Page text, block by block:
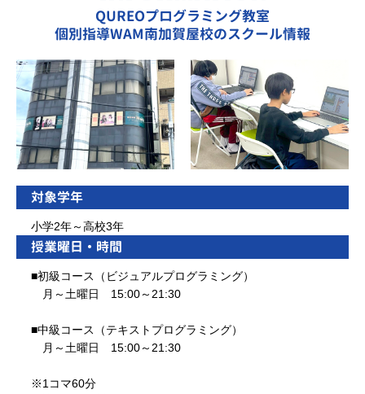
QUREOプログラミング教室
個別指導WAM南加賀屋校のスクール情報
対象学年
小学2年～高校3年
授業曜日・時間
■初級コース（ビジュアルプログラミング）
月～土曜日 15:00～21:30
■中級コース（テキストプログラミング）
月～土曜日 15:00～21:30
※1コマ60分